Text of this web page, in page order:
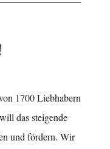
1700 Liebhabern
das steigende
und fördern. Wir